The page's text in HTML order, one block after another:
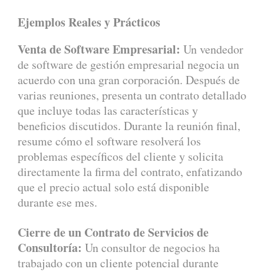
Ejemplos Reales y Prácticos
Venta de Software Empresarial: Un vendedor
de software de gestión empresarial negocia un
acuerdo con una gran corporación. Después de
varias reuniones, presenta un contrato detallado
que incluye todas las características y
beneficios discutidos. Durante la reunión final,
resume cómo el software resolverá los
problemas específicos del cliente y solicita
directamente la firma del contrato, enfatizando
que el precio actual solo está disponible
durante ese mes.
Cierre de un Contrato de Servicios de
Consultoría: Un consultor de negocios ha
trabajado con un cliente potencial durante